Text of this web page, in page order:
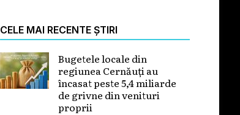
CELE MAI RECENTE ȘTIRI
Bugetele locale din
regiunea Cernăuți au
încasat peste 5,4 miliarde
de grivne din venituri
proprii